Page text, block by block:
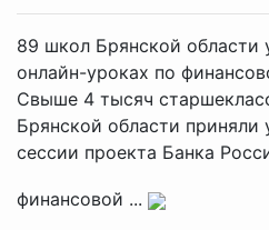
89 школ Брянской области
онлайн-уроках по
Свыше 4 тысяч
Брянской области приняли
сессии проекта Банка
финансовой ...